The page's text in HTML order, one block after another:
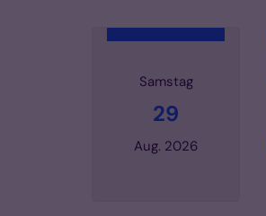
Samstag
29
Aug. 2026